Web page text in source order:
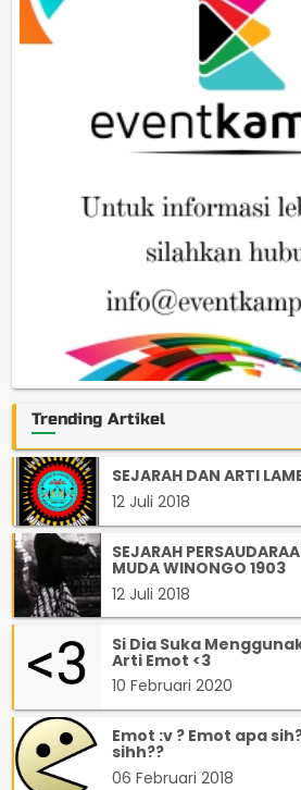
Trending Artikel
SEJARAH DAN ARTI
12 Juli 2018
SEJARAH
MUDA WINONGO 1903
12 Juli 2018
Si Dia Suka
Arti Emot <3
10 Februari 2020
Emot :v ? Emot apa
sihh??
06 Februari 2018